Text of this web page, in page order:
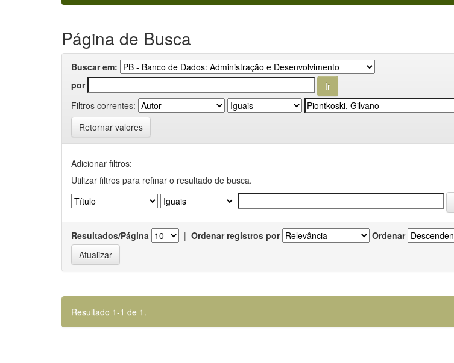
Página de Busca
Buscar em:
por
Filtros correntes:
Retornar valores
Adicionar filtros:
Utilizar filtros para refinar o resultado de busca.
Resultados/Página | Ordenar registros por Ordenar
Resultado 1-1 de 1.